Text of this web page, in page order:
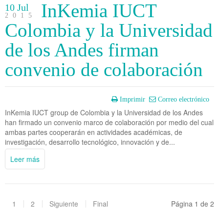
10 Jul
2015
InKemia IUCT
Colombia y la Universidad
de los Andes firman
convenio de colaboración
Imprimir Correo electrónico
InKemia IUCT group de Colombia y la Universidad de los Andes
han firmado un convenio marco de colaboración por medio del cual
ambas partes cooperarán en actividades académicas, de
investigación, desarrollo tecnológico, innovación y de...
Leer más
Página 1 de 2
1 2 Siguiente Final